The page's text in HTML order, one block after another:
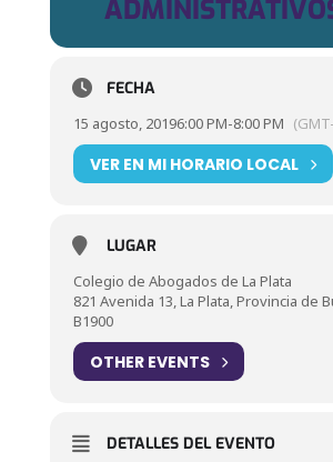
FECHA
15 agosto, 20196:00 PM-8:00 PM
VER EN MI HORARIO LOCAL
LUGAR
Colegio de Abogados de La Plata
821 Avenida 13, La Plata, Provincia de
B1900
OTHER EVENTS
DETALLES DEL EVENTO